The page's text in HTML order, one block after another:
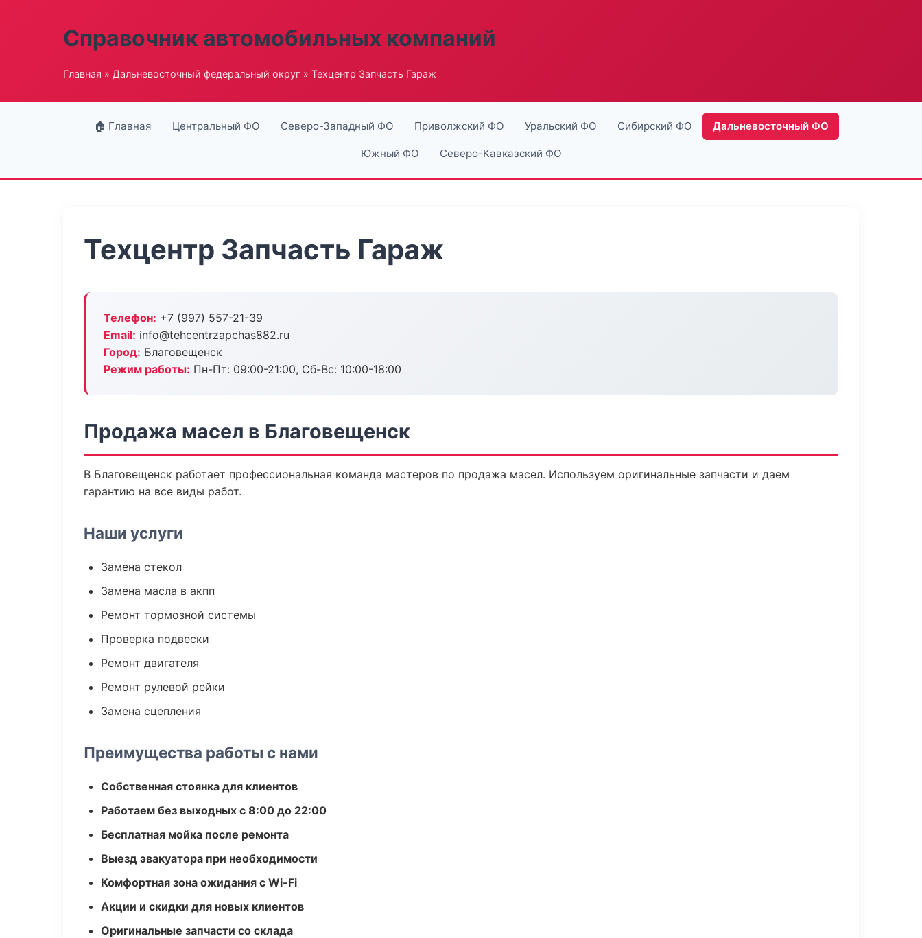
Справочник автомобильных компаний
Главная » Дальневосточный федеральный округ » Техцентр Запчасть Гараж
🏠 Главная Центральный ФО Северо-Западный ФО Приволжский ФО Уральский ФО Сибирский ФО Дальневосточный ФО
Южный ФО Северо-Кавказский ФО
Техцентр Запчасть Гараж
Телефон: +7 (997) 557-21-39
Email: info@tehcentrzapchas882.ru
Город: Благовещенск
Режим работы: Пн-Пт: 09:00-21:00, Сб-Вс: 10:00-18:00
Продажа масел в Благовещенск
В Благовещенск работает профессиональная команда мастеров по продажа масел. Используем оригинальные запчасти и даем
гарантию на все виды работ.
Наши услуги
Замена стекол
Замена масла в акпп
Ремонт тормозной системы
Проверка подвески
Ремонт двигателя
Ремонт рулевой рейки
Замена сцепления
Преимущества работы с нами
Собственная стоянка для клиентов
Работаем без выходных с 8:00 до 22:00
Бесплатная мойка после ремонта
Выезд эвакуатора при необходимости
Комфортная зона ожидания с Wi-Fi
Акции и скидки для новых клиентов
Оригинальные запчасти со склада